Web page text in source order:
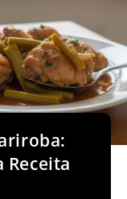
Receita